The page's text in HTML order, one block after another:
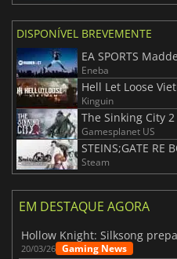
DISPONÍVEL BREVEMENTE
EA SPORTS
Eneba
Hell Let Loose
Kinguin
The Sinking City 2
Gamesplanet US
STEINS;GATE RE
Steam
EM DESTAQUE AGORA
20/03/26 Gaming News